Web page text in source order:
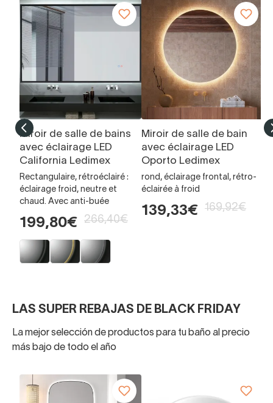
Miroir de salle de bains
avec éclairage LED
California Ledimex
Rectangulaire, rétroéclairé :
éclairage froid, neutre et
chaud. Avec anti-buée
199,80€ 266,40€
Miroir de salle de bain
avec éclairage LED
Oporto Ledimex
rond, éclairage frontal, rétro-
éclairée à froid
139,33€ 169,92€
LAS SUPER REBAJAS DE BLACK FRIDAY
La mejor selección de productos para tu baño al precio
más bajo de todo el año